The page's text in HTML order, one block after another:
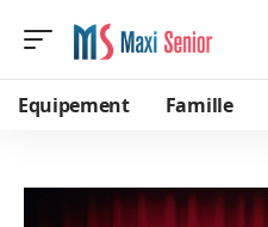
Equipement Famille